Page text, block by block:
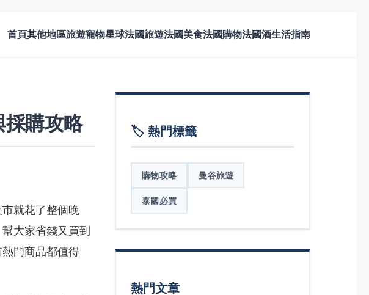
首頁其他地區旅遊寵物星球法國旅遊法國美食法國購物法國酒生活指南
採購攻略
就花了整個晚
大家省錢又買到
門商品都值得
🏷️ 熱門標籤
購物攻略 曼谷旅遊
泰國必買
熱門文章